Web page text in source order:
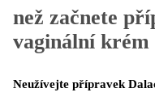
než začnete
vaginální krém
Neužívejte přípravek